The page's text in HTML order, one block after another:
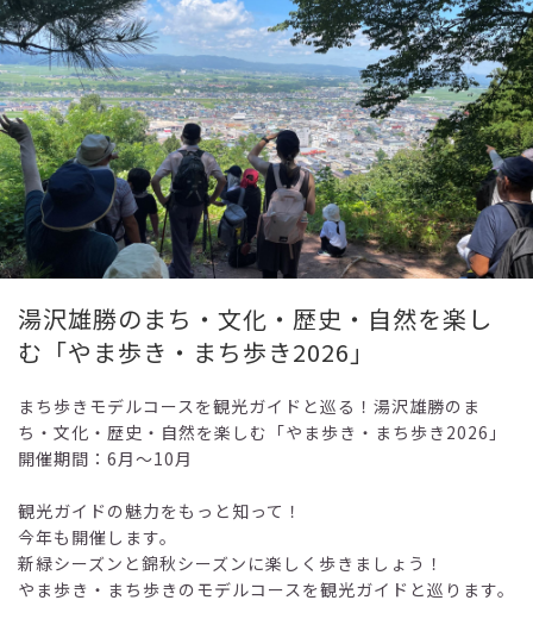
湯沢雄勝のまち・文化・歴史・自然を楽し
む「やま歩き・まち歩き2026」
まち歩きモデルコースを観光ガイドと巡る！湯沢雄勝のま
ち・文化・歴史・自然を楽しむ「やま歩き・まち歩き2026」
開催期間：6月～10月
観光ガイドの魅力をもっと知って！
今年も開催します。
新緑シーズンと錦秋シーズンに楽しく歩きましょう！
やま歩き・まち歩きのモデルコースを観光ガイドと巡ります。